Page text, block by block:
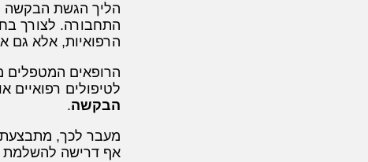
הליך הגשת הבקשה
התחבורה. לצורך
הרפואיות, אלא גם
הרופאים המטפלים
לטיפולים רפואיים
הבקשה.
מעבר לכך,
אף דרישה להשלמת